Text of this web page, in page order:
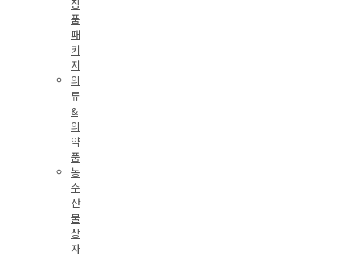
장
품
패
키
지
의
류
&
의
약
품
농
수
산
물
상
자